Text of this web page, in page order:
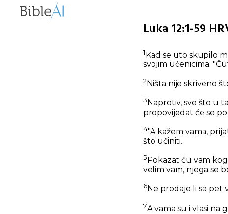
Luka 12:1-59
1Kad se uto skupilo
svojim učenicima:
2 Ništa nije skriveno
3 Naprotiv, sve što u
propovijedat će se
4"A kažem vama,
što učiniti.
5 Pokazat ću vam
velim vam, njega se
6Ne prodaje li se pet
7A vama su i vlasi na